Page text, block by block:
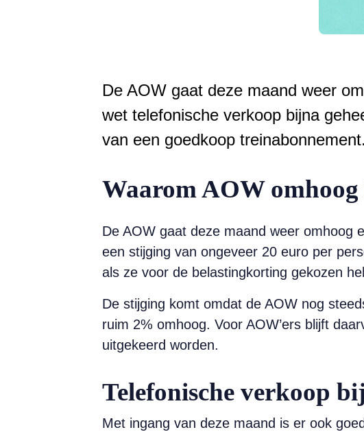
De AOW gaat deze maand weer
wet telefonische verkoop bijna
van een goedkoop
Waarom AOW
De AOW gaat deze maand weer omhoog
een stijging van ongeveer 20 euro per
als ze voor de belastingkorting gekozen
De stijging komt omdat de AOW nog
ruim 2% omhoog. Voor AOW’ers blijft
uitgekeerd worden.
Telefonische verkoop
Met ingang van deze maand is er ook